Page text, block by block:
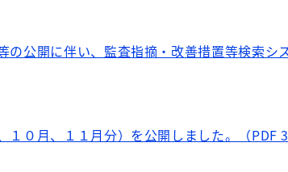
の公開に伴い、監査指摘・改善措置等検索シ
０月、１１月分）を公開しました。（PDF